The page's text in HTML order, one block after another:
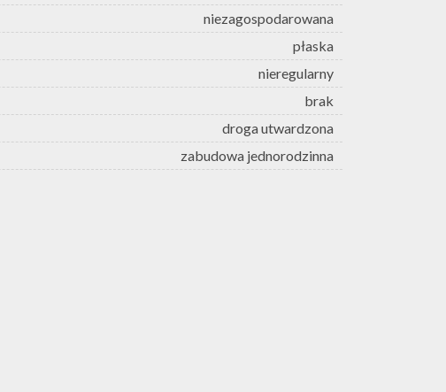
niezagospodarowana
płaska
nieregularny
brak
droga utwardzona
zabudowa jednorodzinna